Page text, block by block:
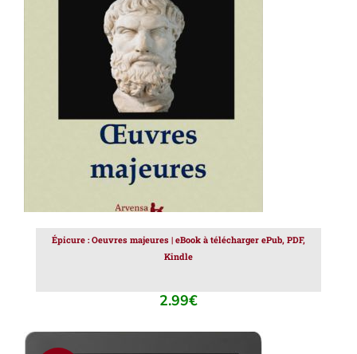
AJOUTER AU PANIER /
Épicure : Oeuvres majeures | eBook à télécharger ePub, PDF,
Kindle
2.99€